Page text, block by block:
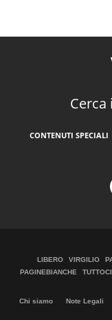
Cerca
CONTENUTI SPECIALI
LIBERO VIRGILIO
PAGINEBIANCHE
Chi siamo Note Legali